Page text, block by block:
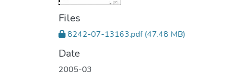
Files
8242-07-13163.pdf(47.48 MB)
Date
2005-03